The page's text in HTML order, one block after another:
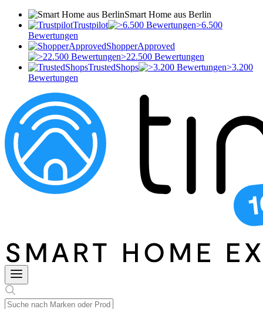
Smart Home aus Berlin
Trustpilot
>6.500
Bewertungen
ShopperApproved
>22.500 Bewertungen
TrustedShops
>3.200
Bewertungen